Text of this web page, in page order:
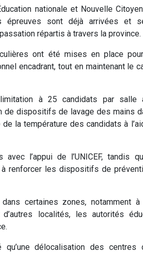
nationale et Nouvelle
sont déjà arrivées et
répartis à travers la province.
ont été mises en place
encadrant, tout en maintenant le
à 25 candidats par
de dispositifs de lavage des mains
la température des candidats à
l’appui de l’UNICEF, tandis
renforcer les dispositifs de
certaines zones, notamment à
localités, les autorités
délocalisation des centres